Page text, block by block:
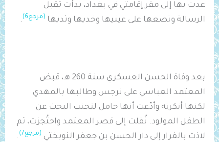
عدت بها إلى مقر إقامتي في بغداد، بدأت تُقبل
الرسالة وتضعها على عينيها وخديها وثديها (مرجع6) .
بعد وفاة الحسن العسكري سنة 260 هـ، قبض
المعتمد العباسي على نرجس وطالبها بالمهدي
لكنها أنكرته وأدّعت أنها حامل لتجنب البحث عن
الطفل المولود. نُقلت إلى قصر المعتمد واحتُجزت، ثم
لاذت بالفرار إلى دار الحسن بن جعفر النوبختي (مرجع7) .